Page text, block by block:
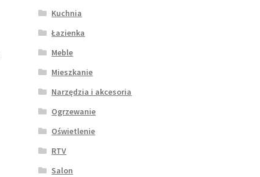
Kuchnia
Łazienka
Meble
Mieszkanie
Narzędzia i akcesoria
Ogrzewanie
Oświetlenie
RTV
Salon